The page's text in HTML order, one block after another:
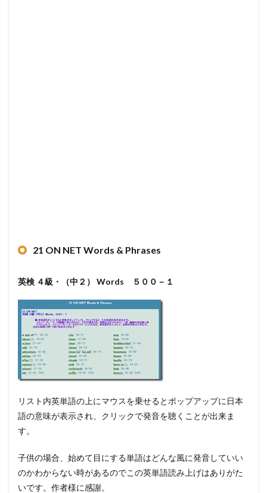
21 ON NET Words & Phrases
英検 ４級・（中２） Words ５００－１
リスト内英単語の上にマウスを乗せるとポップアップに日本
語の意味が表示され、クリックで発音を聴くことが出来ま
す。
子供の場合、始めて目にする単語はどんな風に発音していい
のかわからない時があるのでこの英単語読み上げはありがた
いです。作者様に感謝。